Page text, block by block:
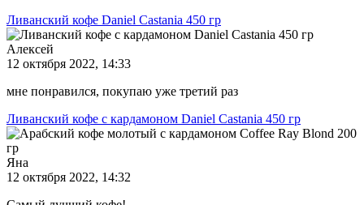
Ливанский кофе Daniel Castania 450 гр
Алексей
12 октября 2022, 14:33
мне понравился, покупаю уже третий раз
Ливанский кофе с кардамоном Daniel Castania 450 гр
Яна
12 октября 2022, 14:32